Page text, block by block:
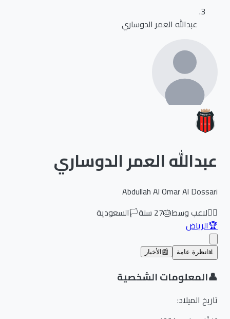
عبدالله العمر الدوساري
عبدالله العمر الدوساري
Abdullah Al Omar Al Dossari
لاعب وسط🎂
27سنة🏳️السعودية
الرياض
نظرة عامة 📰 الأخبار
المعلومات الشخصية
تاريخ الميلاد: